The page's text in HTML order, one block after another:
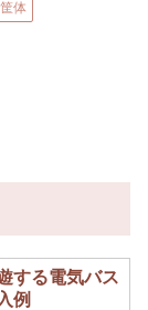
体
する電気バス
例